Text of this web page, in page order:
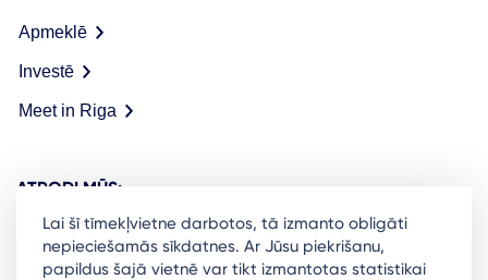
Apmeklē
Investē
Meet in Riga
ATRODI MŪS:
Lai šī tīmekļvietne darbotos, tā izmanto obligāti
nepieciešamās sīkdatnes. Ar Jūsu piekrišanu,
papildus šajā vietnē var tikt izmantotas statistikai